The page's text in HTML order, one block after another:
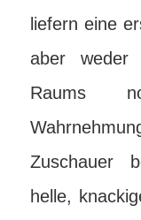
liefern eine
aber weder
Raums
Zuschauer
helle,